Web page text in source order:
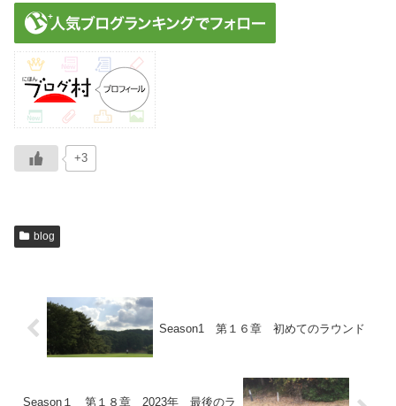
+3
blog
Season1 第１６章 初めてのラウンド
Season１ 第１８章 2023年 最後のラ